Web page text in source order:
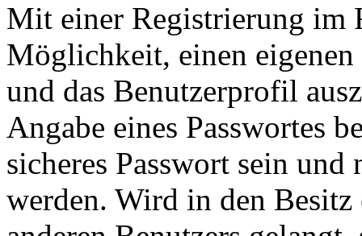
Mit einer Registrierung im
Möglichkeit, einen
und das Benutzerprofil
Angabe eines Passwortes
sicheres Passwort sein
werden. Wird in den Besitz